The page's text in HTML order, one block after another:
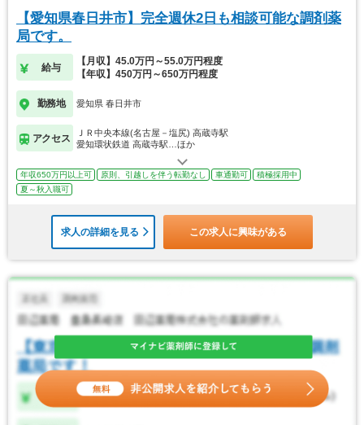
【愛知県春日井市】完全週休2日も相談可能な調剤薬
局です。
給与
【月収】45.0万円～55.0万円程度
【年収】450万円～650万円程度
勤務地 愛知県 春日井市
アクセス
ＪＲ中央本線(名古屋－塩尻) 高蔵寺駅
愛知環状鉄道 高蔵寺駅…ほか
年収650万円以上可 原則、引越しを伴う転勤なし 車通勤可
積極採用中
夏～秋入職可
求人の詳細を見る この求人に興味がある